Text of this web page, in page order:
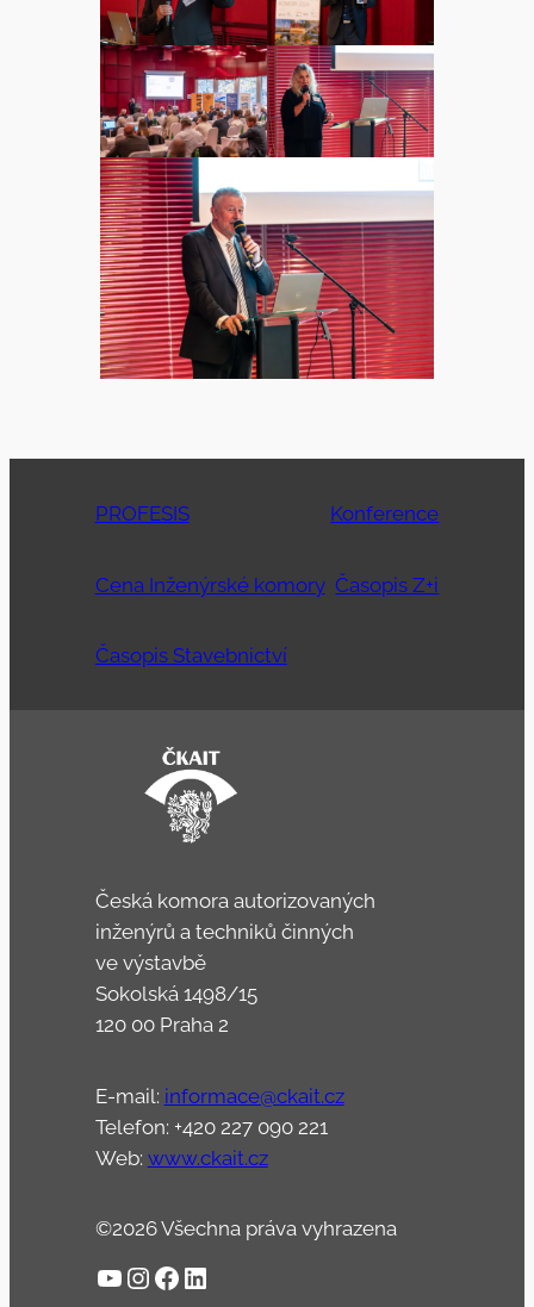
PROFESIS Konference
Cena Inženýrské komory Časopis Z+i
Časopis Stavebnictví
Česká komora autorizovaných
inženýrů a techniků činných
ve výstavbě
Sokolská 1498/15
120 00 Praha 2
E-mail: informace@ckait.cz
Telefon: +420 227 090 221
Web: www.ckait.cz
©2026 Všechna práva vyhrazena
YouTube
Instagram
Facebook
LinkedIn